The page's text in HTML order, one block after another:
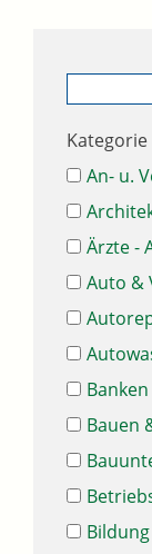
Kategorie
An- u.
Ärzte -
Auto &
Bauen